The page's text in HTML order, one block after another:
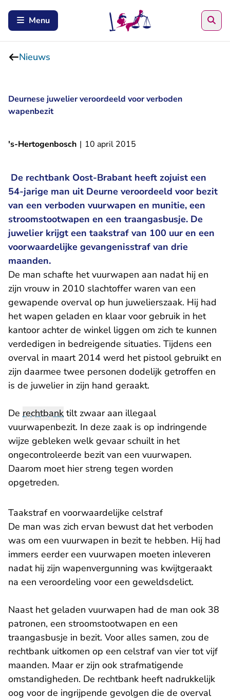
Menu
Nieuws
Deurnese juwelier veroordeeld voor verboden
wapenbezit
's-Hertogenbosch | 10 april 2015
De rechtbank Oost-Brabant heeft zojuist een
54-jarige man uit Deurne veroordeeld voor bezit
van een verboden vuurwapen en munitie, een
stroomstootwapen en een traangasbusje. De
juwelier krijgt een taakstraf van 100 uur en een
voorwaardelijke gevangenisstraf van drie
maanden.
De man schafte het vuurwapen aan nadat hij en
zijn vrouw in 2010 slachtoffer waren van een
gewapende overval op hun juwelierszaak. Hij had
het wapen geladen en klaar voor gebruik in het
kantoor achter de winkel liggen om zich te kunnen
verdedigen in bedreigende situaties. Tijdens een
overval in maart 2014 werd het pistool gebruikt en
zijn daarmee twee personen dodelijk getroffen en
is de juwelier in zijn hand geraakt.
De rechtbank tilt zwaar aan illegaal
vuurwapenbezit. In deze zaak is op indringende
wijze gebleken welk gevaar schuilt in het
ongecontroleerde bezit van een vuurwapen.
Daarom moet hier streng tegen worden
opgetreden.
Taakstraf en voorwaardelijke celstraf
De man was zich ervan bewust dat het verboden
was om een vuurwapen in bezit te hebben. Hij had
immers eerder een vuurwapen moeten inleveren
nadat hij zijn wapenvergunning was kwijtgeraakt
na een veroordeling voor een geweldsdelict.
Naast het geladen vuurwapen had de man ook 38
patronen, een stroomstootwapen en een
traangasbusje in bezit. Voor alles samen, zou de
rechtbank uitkomen op een celstraf van vier tot vijf
maanden. Maar er zijn ook strafmatigende
omstandigheden. De rechtbank heeft nadrukkelijk
oog voor de ingrijpende gevolgen die de overval